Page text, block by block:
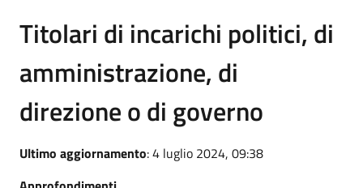
Titolari di incarichi politici, di
amministrazione, di
direzione o di governo
Ultimo aggiornamento: 4 luglio 2024, 09:38